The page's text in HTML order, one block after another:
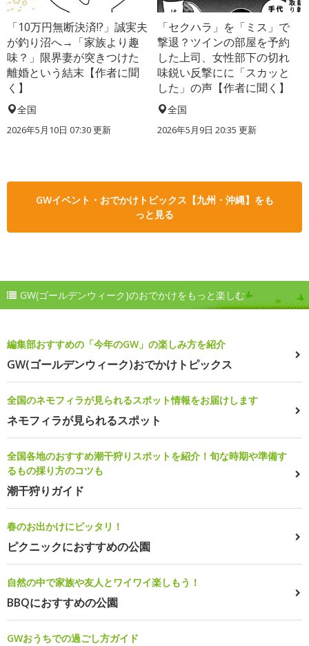
「10万円無断決済!?」誠実夫
が釣り沼へ→「家族より趣
味？」限界妻が突きつけた
離婚という結末【作者に聞
く】
全国
2026年5月10日 07:30 更新
「セクハラ」を「ミス」で
撃退？ツインの部屋を予約
した上司、女性部下の切れ
味鋭い反撃にに「スカッと
した」の声【作者に聞く】
全国
2026年5月9日 20:35 更新
GWイベント・おでかけトピックス【九州・沖縄】をも
っと見る
GW(ゴールデンウィーク)のおでかけをもっと楽しむ
編集部おすすめの「今年のGW」の楽しみ方を紹介
GW(ゴールデンウィーク)おでかけトピックス
全国のネモフィラが見られるスポット情報をお届けします
ネモフィラが見られるスポット
全国各地のおすすめ潮干狩りスポットを紹介！旬な時期や準備す
るもの採り方のコツも
潮干狩りガイド
春のお出かけにピッタリ！
ピクニックにおすすめの公園
自然の中で家族や友人とワイワイ楽しもう！
BBQにおすすめの公園
GWおうちでの過ごし方ガイド